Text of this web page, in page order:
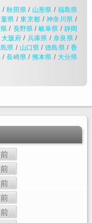
/秋田県/ 山形県 / 福島県
県 /東京都 /神奈川県 /
/ 長野県/岐阜県 / 静岡
大阪府 / 兵庫県 / 奈良県/
県 / 山口県 /徳島県/香
/長崎県/熊本県 / 大分県